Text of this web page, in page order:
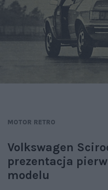
MOTOR RETRO
Volkswagen
prezentacja
modelu